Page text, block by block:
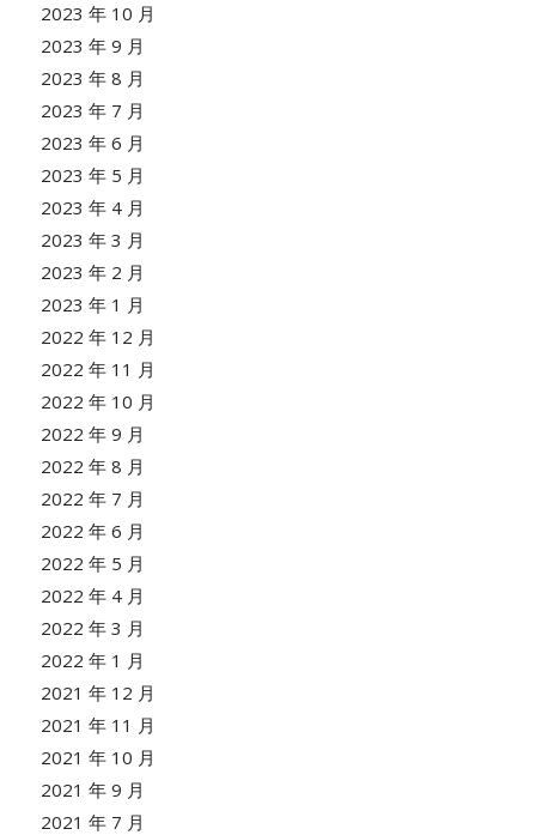
2023 年 10 月
2023 年 9 月
2023 年 8 月
2023 年 7 月
2023 年 6 月
2023 年 5 月
2023 年 4 月
2023 年 3 月
2023 年 2 月
2023 年 1 月
2022 年 12 月
2022 年 11 月
2022 年 10 月
2022 年 9 月
2022 年 8 月
2022 年 7 月
2022 年 6 月
2022 年 5 月
2022 年 4 月
2022 年 3 月
2022 年 1 月
2021 年 12 月
2021 年 11 月
2021 年 10 月
2021 年 9 月
2021 年 7 月